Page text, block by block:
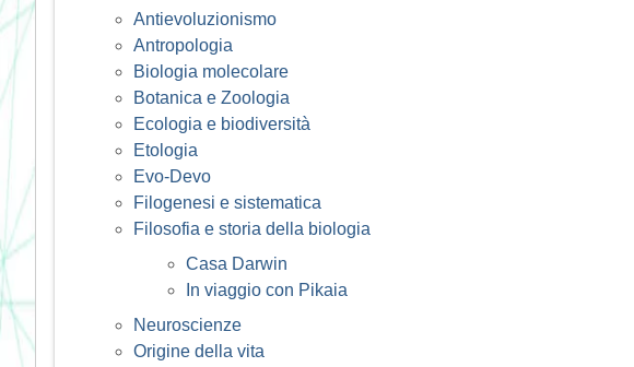
Antievoluzionismo
Antropologia
Biologia molecolare
Botanica e Zoologia
Ecologia e biodiversità
Etologia
Evo-Devo
Filogenesi e sistematica
Filosofia e storia della biologia
Casa Darwin
In viaggio con Pikaia
Neuroscienze
Origine della vita